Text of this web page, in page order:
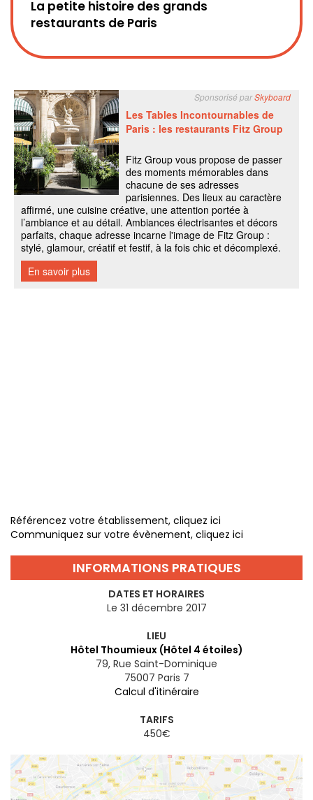
La petite histoire des grands
restaurants de Paris
Référencez votre établissement, cliquez ici
Communiquez sur votre évènement, cliquez ici
INFORMATIONS PRATIQUES
DATES ET HORAIRES
Le 31 décembre 2017
LIEU
Hôtel Thoumieux (Hôtel 4 étoiles)
79, Rue Saint-Dominique
75007 Paris 7
Calcul d'itinéraire
TARIFS
450€